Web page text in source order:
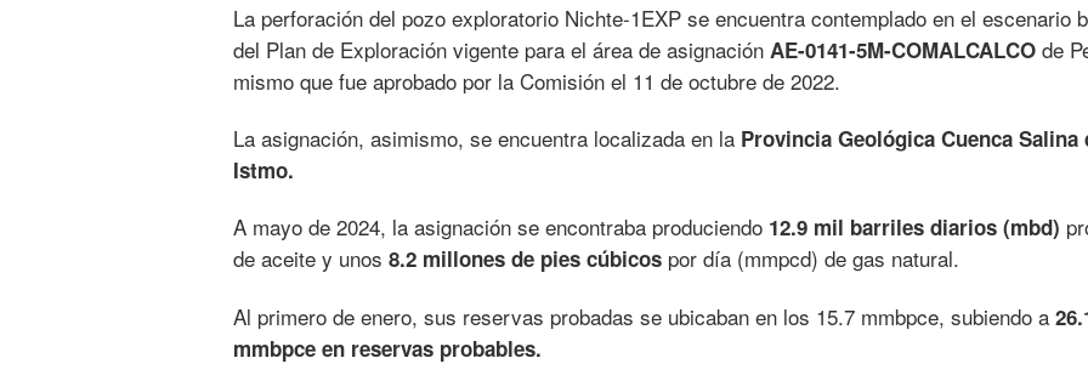
La perforación del pozo exploratorio Nichte-1EXP se encuentra contemplado en el escenario
del Plan de Exploración vigente para el área de asignación AE-0141-5M-COMALCALCO de
mismo que fue aprobado por la Comisión el 11 de octubre de 2022.
La asignación, asimismo, se encuentra localizada en la Provincia Geológica Cuenca Salina
Istmo.
A mayo de 2024, la asignación se encontraba produciendo 12.9 mil barriles diarios (mbd)
de aceite y unos 8.2 millones de pies cúbicos por día (mmpcd) de gas natural.
Al primero de enero, sus reservas probadas se ubicaban en los 15.7 mmbpce, subiendo a
mmbpce en reservas probables.